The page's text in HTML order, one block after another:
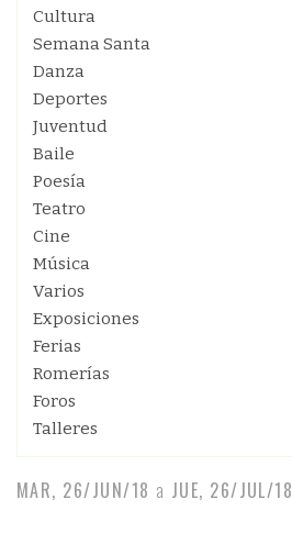
Cultura
Semana Santa
Danza
Deportes
Juventud
Baile
Poesía
Teatro
Cine
Música
Varios
Exposiciones
Ferias
Romerías
Foros
Talleres
MAR, 26/JUN/18 a JUE, 26/JUL/18